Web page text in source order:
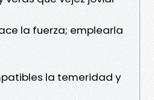
la fuerza; emplearla
la temeridad y